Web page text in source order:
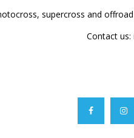
supercross and
Contact us: